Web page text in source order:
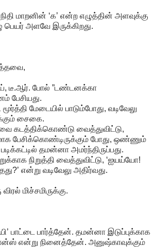
மாறனின் ‘க’ என்ற எழுத்தின் அளவுக்கு
பெயர் அளவே இருக்கிறது.
டீ.ஆர். போல் ”டண்டனக்கா
பேசியது.
மேடையில் பாடும்போது, வடிவேலு
சைகை.
கடத்திக்கொண்டு வைத்துவிட்டு,
பேசிக்கொண்டிருக்கும் போது, ஒண்ணும்
தமன்னா அமர்ந்திருப்பது.
நிறுத்தி வைத்துவிட்டு, ‘ஐயய்யோ!
என்று வடிவேலு அதிர்வது.
மிச்சமிருக்கு.
பாட்டை பார்த்தேன். தமன்னா இடுப்புக்காக
என்று நினைத்தேன். அனுஷ்காவுக்கும்